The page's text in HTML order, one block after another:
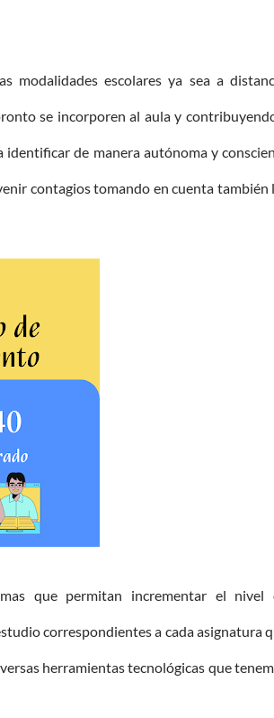
modalidades escolares ya sea a
se incorporen al aula y
identificar de manera autónoma y
contagios tomando en cuenta también
que permitan incrementar el nivel
correspondientes a cada asignatura
herramientas tecnológicas que